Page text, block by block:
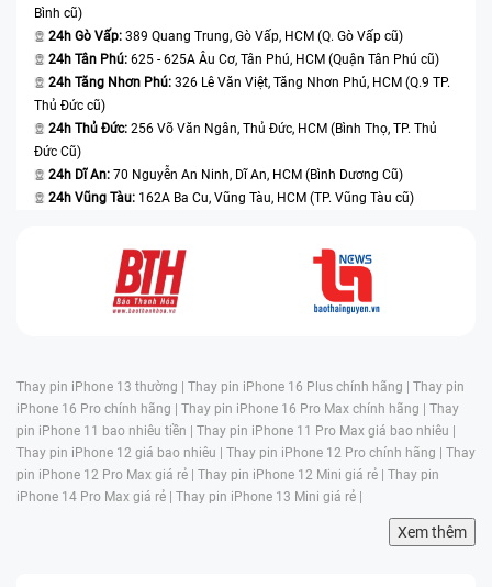
Bình cũ)
24h Gò Vấp: 389 Quang Trung, Gò Vấp, HCM (Q. Gò Vấp cũ)
24h Tân Phú: 625 - 625A Âu Cơ, Tân Phú, HCM (Quận Tân Phú cũ)
24h Tăng Nhơn Phú: 326 Lê Văn Việt, Tăng Nhơn Phú, HCM (Q.9 TP.
Thủ Đức cũ)
24h Thủ Đức: 256 Võ Văn Ngân, Thủ Đức, HCM (Bình Thọ, TP. Thủ
Đức Cũ)
24h Dĩ An: 70 Nguyễn An Ninh, Dĩ An, HCM (Bình Dương Cũ)
24h Vũng Tàu: 162A Ba Cu, Vũng Tàu, HCM (TP. Vũng Tàu cũ)
Thay pin iPhone 13 thường | Thay pin iPhone 16 Plus chính hãng | Thay pin
iPhone 16 Pro chính hãng | Thay pin iPhone 16 Pro Max chính hãng | Thay
pin iPhone 11 bao nhiêu tiền | Thay pin iPhone 11 Pro Max giá bao nhiêu |
Thay pin iPhone 12 giá bao nhiêu | Thay pin iPhone 12 Pro chính hãng | Thay
pin iPhone 12 Pro Max giá rẻ | Thay pin iPhone 12 Mini giá rẻ | Thay pin
iPhone 14 Pro Max giá rẻ | Thay pin iPhone 13 Mini giá rẻ |
Xem thêm